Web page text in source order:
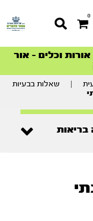
0
– דרך המלך
וכלים – אור
הטבעית >
– דרך המלך
שאלות בבעיות